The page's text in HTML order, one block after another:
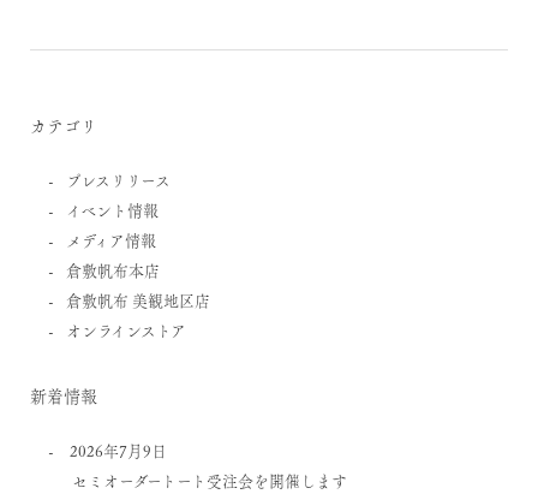
カテゴリ
プレスリリース
イベント情報
メディア情報
倉敷帆布本店
倉敷帆布 美観地区店
オンラインストア
新着情報
2026年7月9日
セミオーダートート受注会を開催します